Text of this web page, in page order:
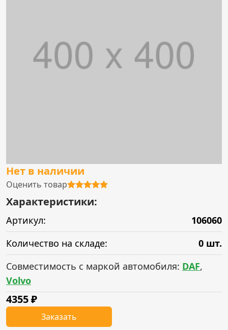
Нет в наличии
Оценить товар
Характеристики:
Артикул:
106060
Количество на складе:
0 шт.
Совместимость с маркой автомобиля: DAF,
Volvo
4355₽
Заказать